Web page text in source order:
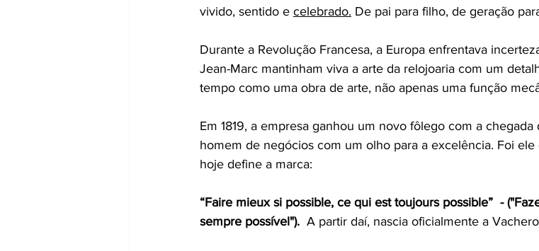
vivido, sentido e celebrado. De pai para filho, de geração
Durante a Revolução Francesa, a Europa enfrentava
Jean-Marc mantinham viva a arte da relojoaria com um
tempo como uma obra de arte, não apenas uma função
Em 1819, a empresa ganhou um novo fôlego com a
homem de negócios com um olho para a excelência. Foi
hoje define a marca:
“Faire mieux si possible, ce qui est toujours possible”  -
sempre possível"). A partir daí, nascia oficialmente a